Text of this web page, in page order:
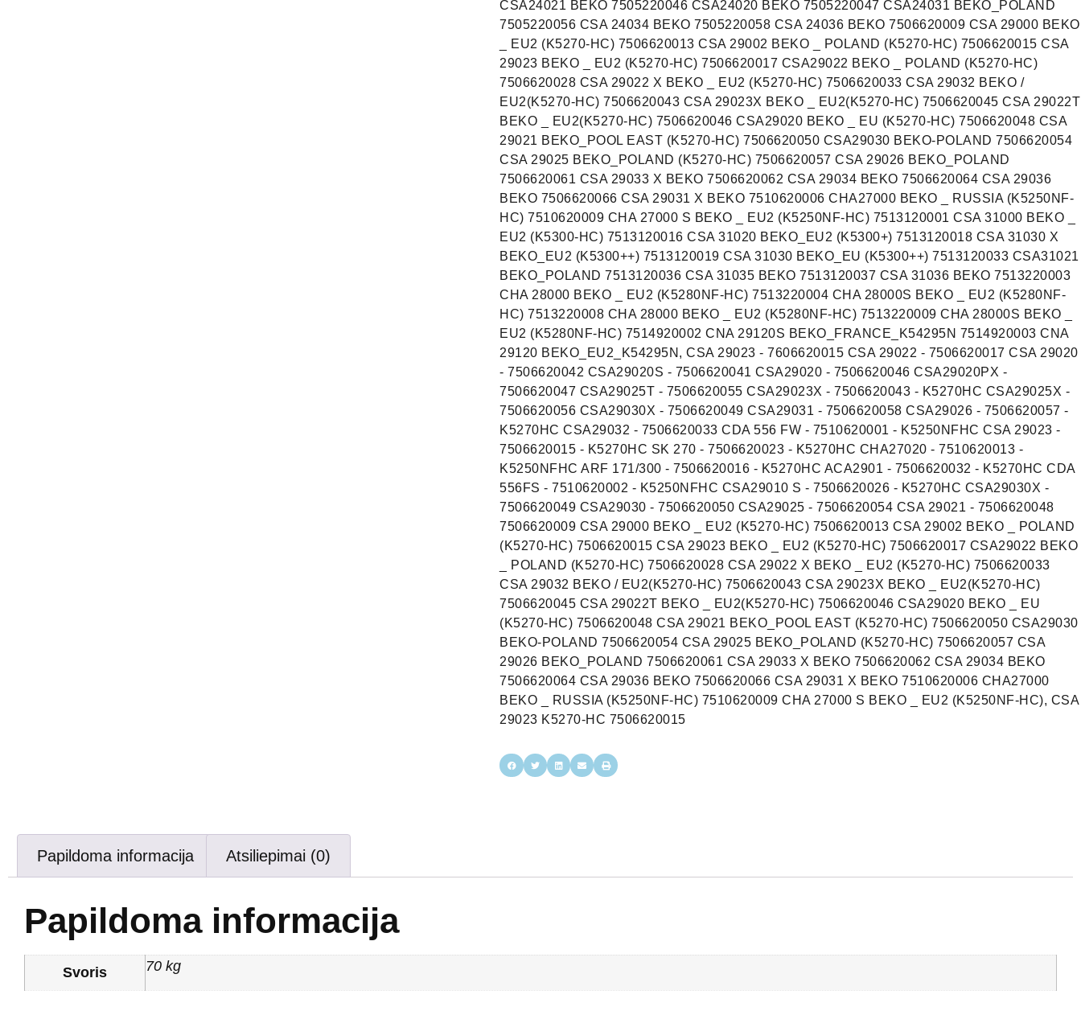
CSA24021 BEKO 7505220046 CSA24020 BEKO 7505220047 CSA24031 BEKO_POLAND
7505220056 CSA 24034 BEKO 7505220058 CSA 24036 BEKO 7506620009 CSA 29000 BEKO
_ EU2 (K5270-HC) 7506620013 CSA 29002 BEKO _ POLAND (K5270-HC) 7506620015 CSA
29023 BEKO _ EU2 (K5270-HC) 7506620017 CSA29022 BEKO _ POLAND (K5270-HC)
7506620028 CSA 29022 X BEKO _ EU2 (K5270-HC) 7506620033 CSA 29032 BEKO /
EU2(K5270-HC) 7506620043 CSA 29023X BEKO _ EU2(K5270-HC) 7506620045 CSA 29022T
BEKO _ EU2(K5270-HC) 7506620046 CSA29020 BEKO _ EU (K5270-HC) 7506620048 CSA
29021 BEKO_POOL EAST (K5270-HC) 7506620050 CSA29030 BEKO-POLAND 7506620054
CSA 29025 BEKO_POLAND (K5270-HC) 7506620057 CSA 29026 BEKO_POLAND
7506620061 CSA 29033 X BEKO 7506620062 CSA 29034 BEKO 7506620064 CSA 29036
BEKO 7506620066 CSA 29031 X BEKO 7510620006 CHA27000 BEKO _ RUSSIA (K5250NF-
HC) 7510620009 CHA 27000 S BEKO _ EU2 (K5250NF-HC) 7513120001 CSA 31000 BEKO _
EU2 (K5300-HC) 7513120016 CSA 31020 BEKO_EU2 (K5300+) 7513120018 CSA 31030 X
BEKO_EU2 (K5300++) 7513120019 CSA 31030 BEKO_EU (K5300++) 7513120033 CSA31021
BEKO_POLAND 7513120036 CSA 31035 BEKO 7513120037 CSA 31036 BEKO 7513220003
CHA 28000 BEKO _ EU2 (K5280NF-HC) 7513220004 CHA 28000S BEKO _ EU2 (K5280NF-
HC) 7513220008 CHA 28000 BEKO _ EU2 (K5280NF-HC) 7513220009 CHA 28000S BEKO _
EU2 (K5280NF-HC) 7514920002 CNA 29120S BEKO_FRANCE_K54295N 7514920003 CNA
29120 BEKO_EU2_K54295N, CSA 29023 - 7606620015 CSA 29022 - 7506620017 CSA 29020
- 7506620042 CSA29020S - 7506620041 CSA29020 - 7506620046 CSA29020PX -
7506620047 CSA29025T - 7506620055 CSA29023X - 7506620043 - K5270HC CSA29025X -
7506620056 CSA29030X - 7506620049 CSA29031 - 7506620058 CSA29026 - 7506620057 -
K5270HC CSA29032 - 7506620033 CDA 556 FW - 7510620001 - K5250NFHC CSA 29023 -
7506620015 - K5270HC SK 270 - 7506620023 - K5270HC CHA27020 - 7510620013 -
K5250NFHC ARF 171/300 - 7506620016 - K5270HC ACA2901 - 7506620032 - K5270HC CDA
556FS - 7510620002 - K5250NFHC CSA29010 S - 7506620026 - K5270HC CSA29030X -
7506620049 CSA29030 - 7506620050 CSA29025 - 7506620054 CSA 29021 - 7506620048
7506620009 CSA 29000 BEKO _ EU2 (K5270-HC) 7506620013 CSA 29002 BEKO _ POLAND
(K5270-HC) 7506620015 CSA 29023 BEKO _ EU2 (K5270-HC) 7506620017 CSA29022 BEKO
_ POLAND (K5270-HC) 7506620028 CSA 29022 X BEKO _ EU2 (K5270-HC) 7506620033
CSA 29032 BEKO / EU2(K5270-HC) 7506620043 CSA 29023X BEKO _ EU2(K5270-HC)
7506620045 CSA 29022T BEKO _ EU2(K5270-HC) 7506620046 CSA29020 BEKO _ EU
(K5270-HC) 7506620048 CSA 29021 BEKO_POOL EAST (K5270-HC) 7506620050 CSA29030
BEKO-POLAND 7506620054 CSA 29025 BEKO_POLAND (K5270-HC) 7506620057 CSA
29026 BEKO_POLAND 7506620061 CSA 29033 X BEKO 7506620062 CSA 29034 BEKO
7506620064 CSA 29036 BEKO 7506620066 CSA 29031 X BEKO 7510620006 CHA27000
BEKO _ RUSSIA (K5250NF-HC) 7510620009 CHA 27000 S BEKO _ EU2 (K5250NF-HC), CSA
29023 K5270-HC 7506620015
Papildoma informacija Atsiliepimai (0)
Papildoma informacija
Svoris 70 kg